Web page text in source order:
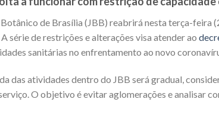
de Brasília (JBB) reabrirá nesta terça-feira
série de restrições e alterações visa atender ao
sanitárias no enfrentamento ao novo
das atividades dentro do JBB será gradual,
O objetivo é evitar aglomerações e analisar